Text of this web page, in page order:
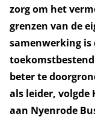
zorg om het
grenzen van de
samenwerking is
beter te
als leider, volgde
aan Nyenrode